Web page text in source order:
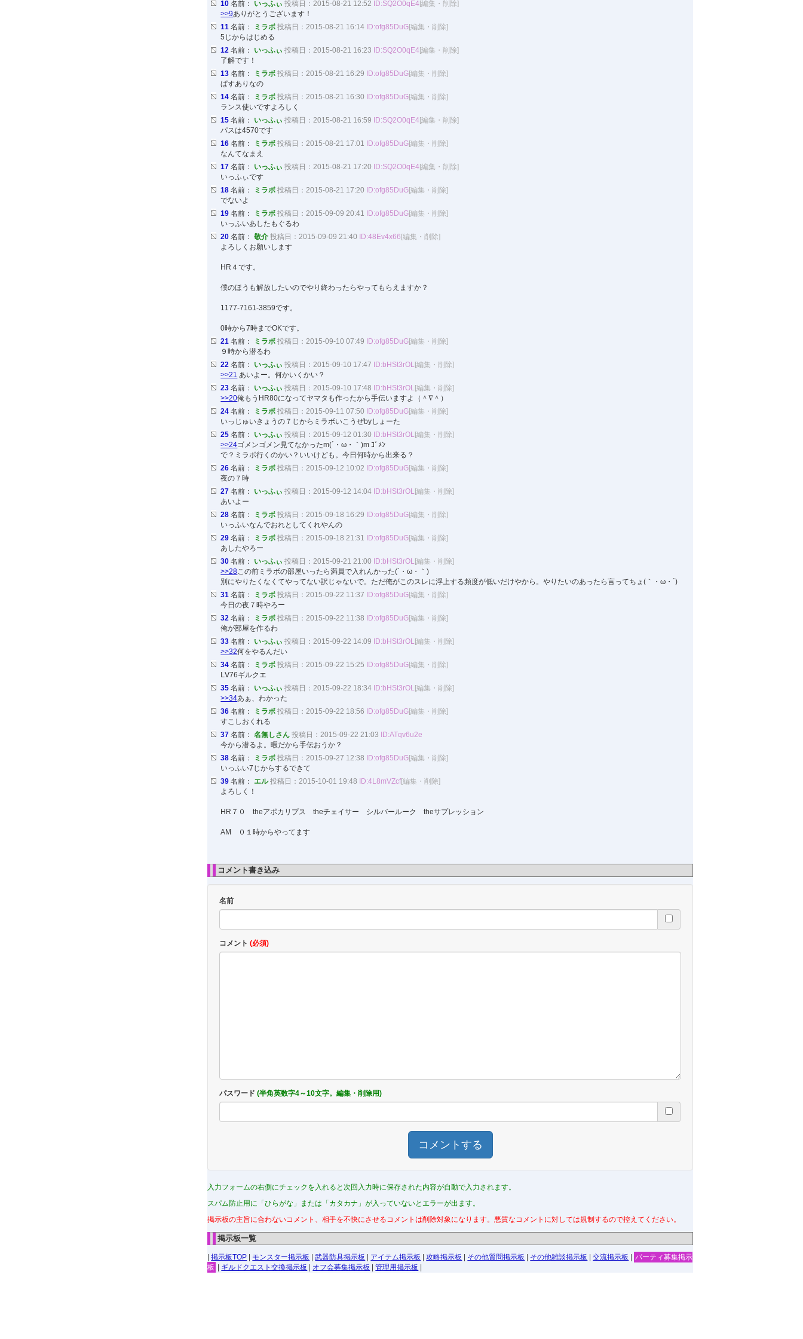
10 名前： いっふぃ 投稿日：2015-08-21 12:52 ID:SQ2O0qE4[編集・削除]
>>9ありがとうございます！
11 名前： ミラボ 投稿日：2015-08-21 16:14 ID:ofg85DuG[編集・削除]
5じからはじめる
12 名前： いっふぃ 投稿日：2015-08-21 16:23 ID:SQ2O0qE4[編集・削除]
了解です！
13 名前： ミラボ 投稿日：2015-08-21 16:29 ID:ofg85DuG[編集・削除]
ぱすありなの
14 名前： ミラボ 投稿日：2015-08-21 16:30 ID:ofg85DuG[編集・削除]
ランス使いですよろしく
15 名前： いっふぃ 投稿日：2015-08-21 16:59 ID:SQ2O0qE4[編集・削除]
パスは4570です
16 名前： ミラボ 投稿日：2015-08-21 17:01 ID:ofg85DuG[編集・削除]
なんてなまえ
17 名前： いっふぃ 投稿日：2015-08-21 17:20 ID:SQ2O0qE4[編集・削除]
いっふぃです
18 名前： ミラボ 投稿日：2015-08-21 17:20 ID:ofg85DuG[編集・削除]
でないよ
19 名前： ミラボ 投稿日：2015-09-09 20:41 ID:ofg85DuG[編集・削除]
いっふいあしたもぐるわ
20 名前： 敬介 投稿日：2015-09-09 21:40 ID:48Ev4x66 [編集・削除]
よろしくお願いします
HR４です。
僕のほうも解放したいのでやり終わったらやってもらえますか？
1177-7161-3859です。
0時から7時までOKです。
21 名前： ミラボ 投稿日：2015-09-10 07:49 ID:ofg85DuG[編集・削除]
９時から潜るわ
22 名前： いっふぃ 投稿日：2015-09-10 17:47 ID:bHSt3rOL[編集・削除]
>>21 あいよー。何かいくかい？
23 名前： いっふぃ 投稿日：2015-09-10 17:48 ID:bHSt3rOL[編集・削除]
>>20俺もうHR80になってヤマタも作ったから手伝いますよ（＾∇＾）
24 名前： ミラボ 投稿日：2015-09-11 07:50 ID:ofg85DuG[編集・削除]
いっじゅいきょうの７じからミラボいこうぜbyしょーた
25 名前： いっふぃ 投稿日：2015-09-12 01:30 ID:bHSt3rOL[編集・削除]
>>24ゴメンゴメン見てなかったm(´・ω・｀)m ｺﾞﾒﾝ
で？ミラボ行くのかい？いいけども。今日何時から出来る？
26 名前： ミラボ 投稿日：2015-09-12 10:02 ID:ofg85DuG[編集・削除]
夜の７時
27 名前： いっふぃ 投稿日：2015-09-12 14:04 ID:bHSt3rOL[編集・削除]
あいよー
28 名前： ミラボ 投稿日：2015-09-18 16:29 ID:ofg85DuG[編集・削除]
いっふいなんでおれとしてくれやんの
29 名前： ミラボ 投稿日：2015-09-18 21:31 ID:ofg85DuG[編集・削除]
あしたやろー
30 名前： いっふぃ 投稿日：2015-09-21 21:00 ID:bHSt3rOL[編集・削除]
>>28この前ミラボの部屋いったら満員で入れんかった(´・ω・｀)
別にやりたくなくてやってない訳じゃないで。ただ俺がこのスレに浮上する頻度が低いだけやから。やりたいのあったら言ってちょ(｀・ω・´)
31 名前： ミラボ 投稿日：2015-09-22 11:37 ID:ofg85DuG[編集・削除]
今日の夜７時やろー
32 名前： ミラボ 投稿日：2015-09-22 11:38 ID:ofg85DuG[編集・削除]
俺が部屋を作るわ
33 名前： いっふぃ 投稿日：2015-09-22 14:09 ID:bHSt3rOL[編集・削除]
>>32何をやるんだい
34 名前： ミラボ 投稿日：2015-09-22 15:25 ID:ofg85DuG[編集・削除]
ⅬⅤ76ギルクエ
35 名前： いっふぃ 投稿日：2015-09-22 18:34 ID:bHSt3rOL[編集・削除]
>>34あぁ、わかった
36 名前： ミラボ 投稿日：2015-09-22 18:56 ID:ofg85DuG[編集・削除]
すこしおくれる
37 名前： 名無しさん 投稿日：2015-09-22 21:03
ID:ATqv6u2e
今から潜るよ。暇だから手伝おうか？
38 名前： ミラボ 投稿日：2015-09-27 12:38 ID:ofg85DuG[編集・削除]
いっふい7じからするできて
39 名前： エル 投稿日：2015-10-01 19:48 ID:4L8mVZcf[編集・削除]
よろしく！
HR７０ theアポカリプス theチェイサー シルバールーク theサプレッション
AM ０１時からやってます
コメント書き込み
名前
コメント(必須)
パスワード(半角英数字4～10文字。編集・削除用)
コメントする
入力フォームの右側にチェックを入れると次回入力時に保存された内容が自動で入力されます。
スパム防止用に「ひらがな」または「カタカナ」が入っていないとエラーが出ます。
掲示板の主旨に合わないコメント、相手を不快にさせるコメントは削除対象になります。悪質なコメントに対しては規制するので控えてください。
掲示板一覧
|掲示板TOP モンスター掲示板 |武器防具掲示板 アイテム掲示板 |攻略掲示板 その他質問掲示板 その他雑談掲示板 |交流掲示板
パーティ募集掲示
板
ギルドクエスト交換掲示板 オフ会募集掲示板 |管理用掲示板